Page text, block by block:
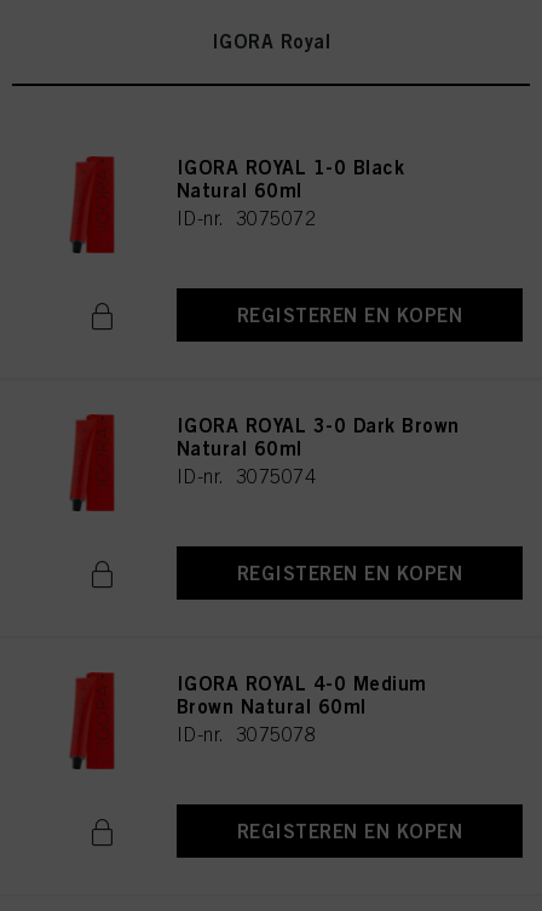
IGORA Royal
IGORA ROYAL 1-0 Black
Natural 60ml
ID-nr. 3075072
REGISTEREN EN KOPEN
IGORA ROYAL 3-0 Dark Brown
Natural 60ml
ID-nr. 3075074
REGISTEREN EN KOPEN
IGORA ROYAL 4-0 Medium
Brown Natural 60ml
ID-nr. 3075078
REGISTEREN EN KOPEN